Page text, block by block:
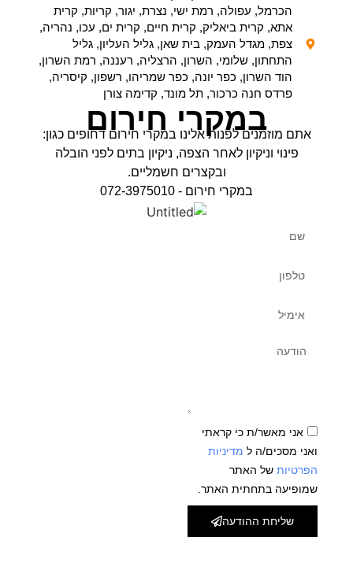
אני מאשר/ת כי קראתי
ואני מסכים/ה ל מדיניות
הפרטיותשל האתר
שמופיעה בתחתית האתר.
שליחת ההודעה
במקרי חירום
אתם מוזמנים לפנות אלינו במקרי חירום דחופים כגון:
פינוי וניקיון לאחר הצפה, ניקיון בתים לפני הובלה
ובקצרים חשמליים.
במקרי חירום - 072-3975010
הכרמל, עפולה, רמת ישי, נצרת, יגור, קריות, קרית
אתא, קרית ביאליק, קרית חיים, קרית ים, עכו, נהריה,
צפת, מגדל העמק, בית שאן, גליל העליון, גליל
התחתון, שלומי, השרון, הרצליה, רעננה, רמת השרון,
הוד השרון, כפר יונה, כפר שמריהו, רשפון, קיסריה,
פרדס חנה כרכור, תל מונד, קדימה צורן